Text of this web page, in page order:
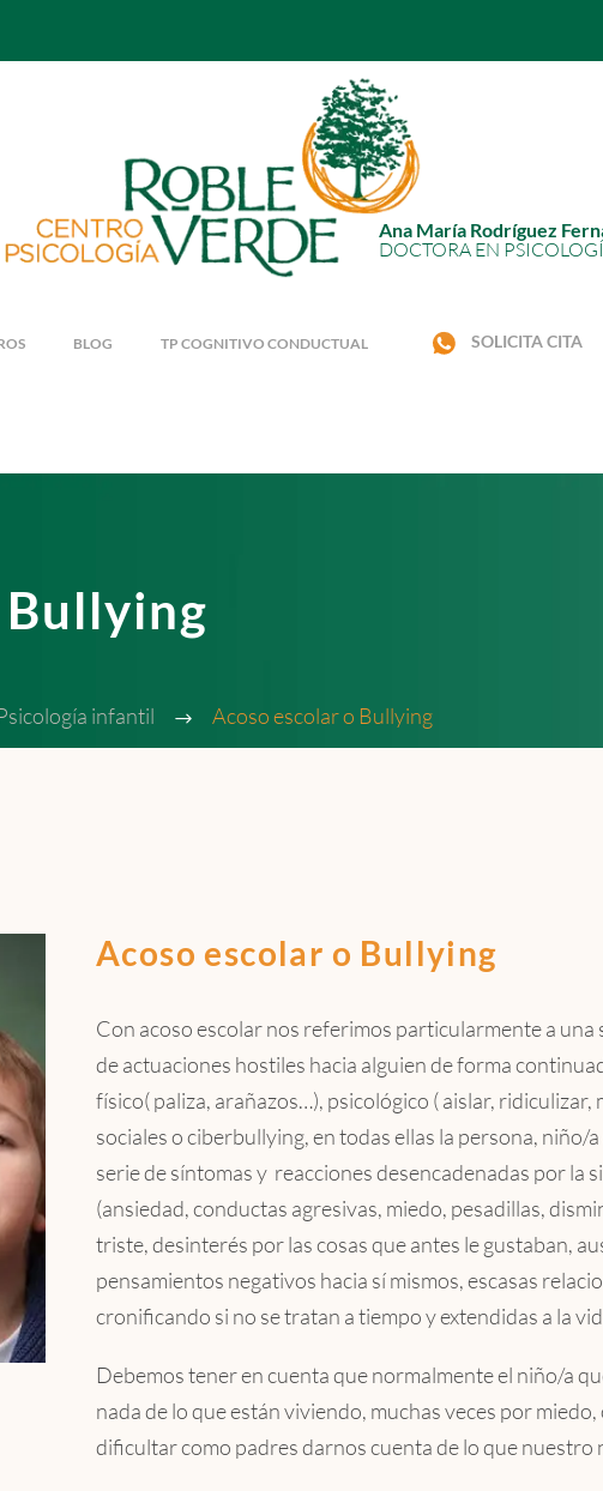
Ana María Rodríguez
DOCTORA EN
BLOG TP COGNITIVO CONDUCTUAL SOLICITA CITA
infantil Acoso escolar o Bullying
Acoso escolar o Bullying
Con acoso escolar nos referimos particularmente a una
de actuaciones hostiles hacia alguien de forma
físico( paliza, arañazos…), psicológico ( aislar,
sociales o ciberbullying, en todas ellas la persona, niño/
serie de síntomas y reacciones desencadenadas por la
(ansiedad, conductas agresivas, miedo, pesadillas,
triste, desinterés por las cosas que antes le gustaban,
pensamientos negativos hacia sí mismos, escasas
cronificando si no se tratan a tiempo y extendidas a la
Debemos tener en cuenta que normalmente el niño/a
nada de lo que están viviendo, muchas veces por
dificultar como padres darnos cuenta de lo que nuestro